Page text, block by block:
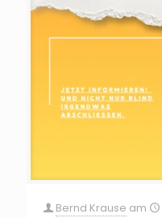
Bernd Krause am